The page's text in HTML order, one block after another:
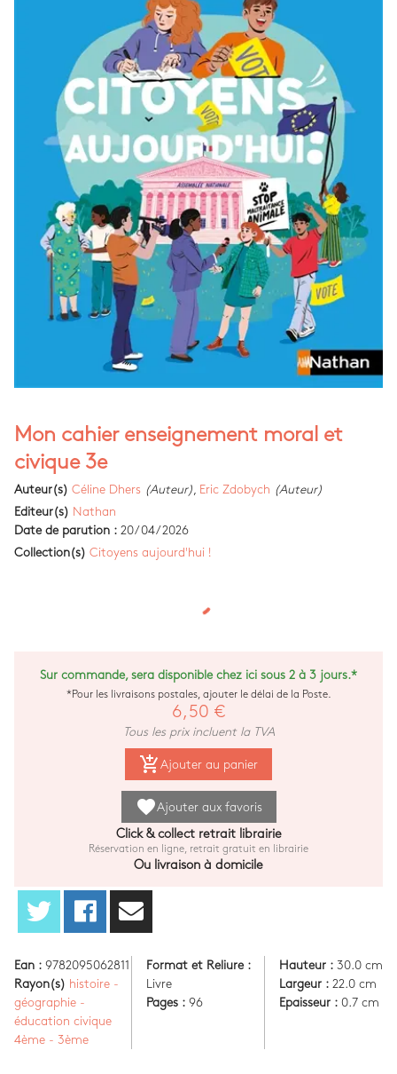
Mon cahier enseignement moral et
civique 3e
Auteur(s) Céline Dhers (Auteur) Eric Zdobych (Auteur)
Editeur(s) Nathan
Date de parution : 20/04/2026
Collection(s) Citoyens aujourd'hui !
Sur commande, sera disponible chez ici sous 2 à 3 jours.*
*Pour les livraisons postales, ajouter le délai de la Poste.
6,50 €
Tous les prix incluent la TVA
add_shopping_cart Ajouter au panier
favoriteAjouter aux favoris
Click & collect retrait librairie
Réservation en ligne, retrait gratuit en librairie
Ou livraison à domicile
Ean : 9782095062811
Rayon(s) histoire -
géographie -
éducation civique
4ème - 3ème
Format et Reliure :
Livre
Pages : 96
Hauteur :30.0 cm
Largeur :22.0 cm
Epaisseur :0.7 cm